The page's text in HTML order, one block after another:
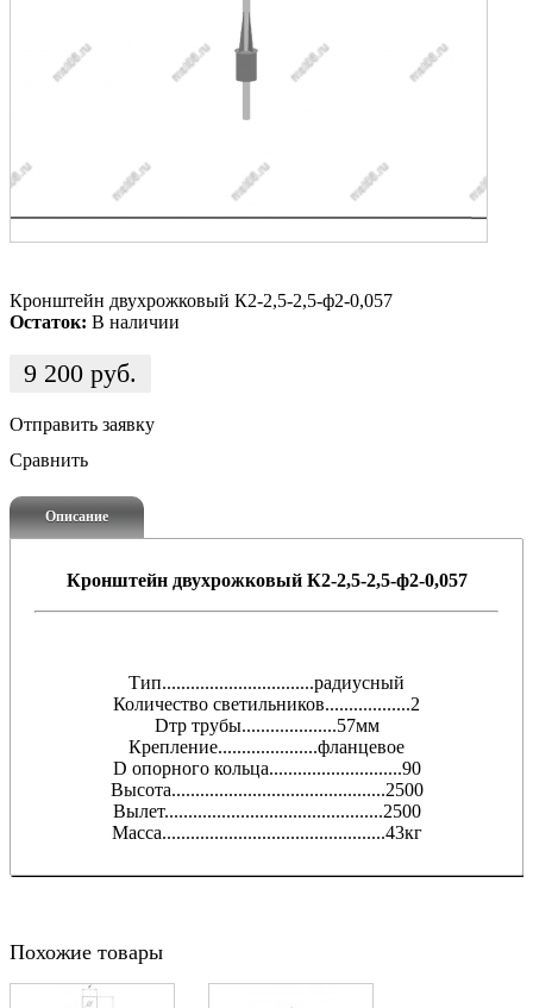
Кронштейн двухрожковый К2-2,5-2,5-ф2-0,057
Остаток: В наличии
9 200 руб.
Отправить заявку
Сравнить
Описание
Кронштейн двухрожковый К2-2,5-2,5-ф2-0,057
Тип................................радиусный
Количество светильников..................2
Dтр трубы....................57мм
Крепление.....................фланцевое
D опорного кольца............................90
Высота.............................................2500
Вылет..............................................2500
Масса...............................................43кг
Похожие товары